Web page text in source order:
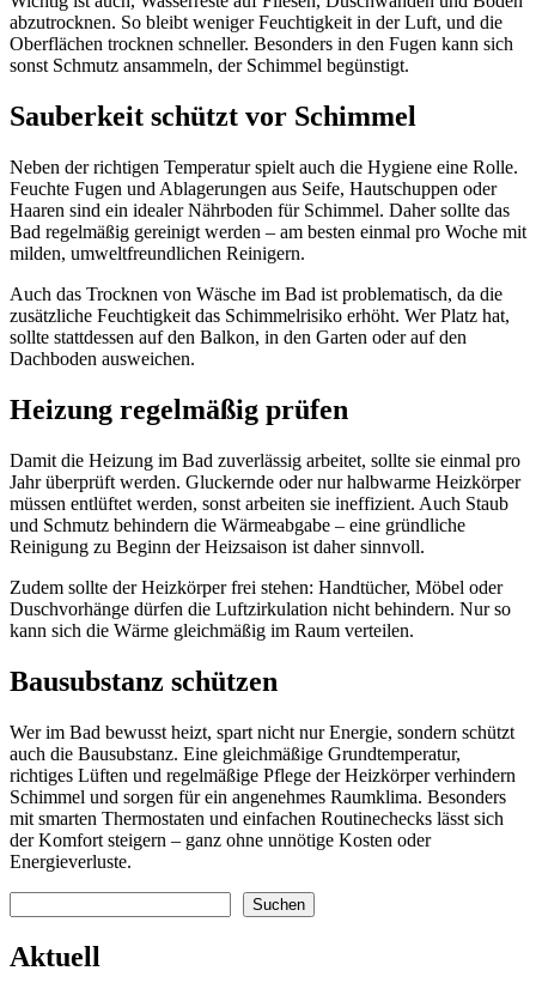
abzutrocknen. So bleibt weniger Feuchtigkeit in der Luft, und die
Oberflächen trocknen schneller. Besonders in den Fugen kann sich
sonst Schmutz ansammeln, der Schimmel begünstigt.
Sauberkeit schützt vor Schimmel
Neben der richtigen Temperatur spielt auch die Hygiene eine Rolle.
Feuchte Fugen und Ablagerungen aus Seife, Hautschuppen oder
Haaren sind ein idealer Nährboden für Schimmel. Daher sollte das
Bad regelmäßig gereinigt werden – am besten einmal pro Woche mit
milden, umweltfreundlichen Reinigern.
Auch das Trocknen von Wäsche im Bad ist problematisch, da die
zusätzliche Feuchtigkeit das Schimmelrisiko erhöht. Wer Platz hat,
sollte stattdessen auf den Balkon, in den Garten oder auf den
Dachboden ausweichen.
Heizung regelmäßig prüfen
Damit die Heizung im Bad zuverlässig arbeitet, sollte sie einmal pro
Jahr überprüft werden. Gluckernde oder nur halbwarme Heizkörper
müssen entlüftet werden, sonst arbeiten sie ineffizient. Auch Staub
und Schmutz behindern die Wärmeabgabe – eine gründliche
Reinigung zu Beginn der Heizsaison ist daher sinnvoll.
Zudem sollte der Heizkörper frei stehen: Handtücher, Möbel oder
Duschvorhänge dürfen die Luftzirkulation nicht behindern. Nur so
kann sich die Wärme gleichmäßig im Raum verteilen.
Bausubstanz schützen
Wer im Bad bewusst heizt, spart nicht nur Energie, sondern schützt
auch die Bausubstanz. Eine gleichmäßige Grundtemperatur,
richtiges Lüften und regelmäßige Pflege der Heizkörper verhindern
Schimmel und sorgen für ein angenehmes Raumklima. Besonders
mit smarten Thermostaten und einfachen Routinechecks lässt sich
der Komfort steigern – ganz ohne unnötige Kosten oder
Energieverluste.
Suchen
Aktuell